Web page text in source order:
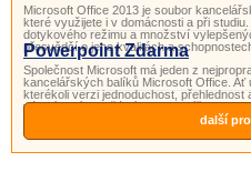
Microsoft Office 2013 je soubor
které využijete i v domácnosti a při
dotykového režimu a množství
přesvědčí o jeho kvalitách a
Powerpoint Zdarma
Společnost Microsoft má jeden z
kancelářských balíků Microsoft Office. Ať
kterékoli verzi jednoduchost, přehlednost
vás získají. Součástí tohoto balíčku je i
Powerpoint je program vhodný prodalší